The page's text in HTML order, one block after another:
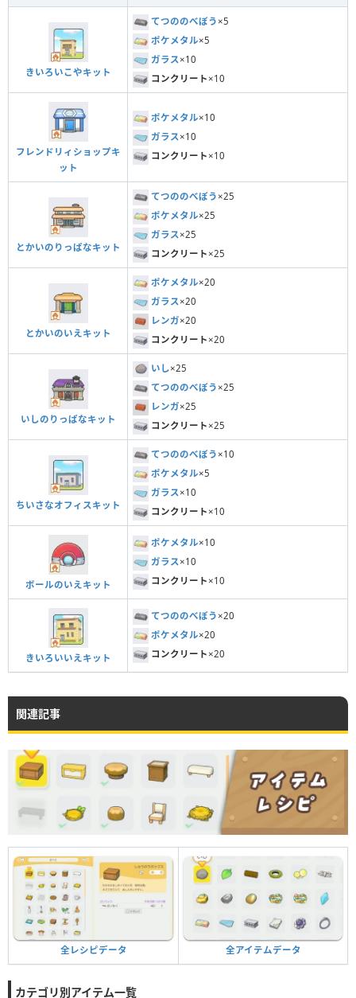
きいろいこやキット
てつののべぼう ×5
ポケメタル×5
ガラス ×10
コンクリート ×10
フレンドリィショップキ
ット
ポケメタル×10
ガラス ×10
コンクリート ×10
とかいのりっぱなキット
てつののべぼう ×25
ポケメタル×25
ガラス ×25
コンクリート ×25
とかいのいえキット
ポケメタル×20
ガラス ×20
レンガ×20
コンクリート ×20
いしのりっぱなキット
いし×25
てつののべぼう ×25
レンガ×25
コンクリート ×25
ちいさなオフィスキット
てつののべぼう ×10
ポケメタル×5
ガラス ×10
コンクリート ×10
ボールのいえキット
ポケメタル×10
ガラス ×10
コンクリート ×10
きいろいいえキット
てつののべぼう ×20
ポケメタル×20
コンクリート ×20
関連記事
全レシピデータ 全アイテムデータ
カテゴリ別アイテム一覧